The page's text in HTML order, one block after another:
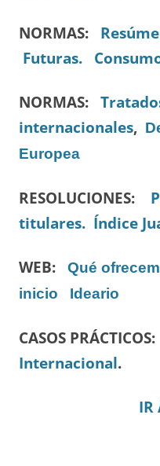
NORMAS:
Futuras.
NORMAS:
internacionales,
Europea
RESOLUCIONES:
titulares. Índice
WEB: Qué
inicio
Ideario
CASOS PRÁCTICOS:
Internacional.
IR